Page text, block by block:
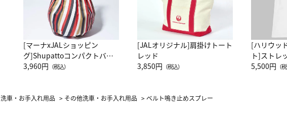
[マーナxJALショッピン
グ]Shupattoコンパクトバッ
グ Drop JAL客室乗務員
3,960円 （税込）
[JALオリジナル]肩掛けトート
レッド
3,850円 （税込）
[ハリウッ
ト]ストレ
ーネック
5,500円 （
洗車・お手入れ用品 > その他洗車・お手入れ用品 >ベルト鳴き止めスプレー